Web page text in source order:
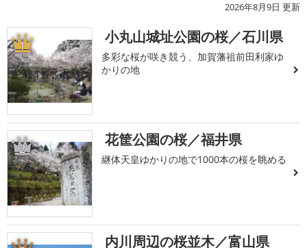
2026年8月9日 更新
1 小丸山城址公園の桜／石川県
多彩な桜が咲き競う、加賀藩祖前田利家ゆ
かりの地
2 花筐公園の桜／福井県
継体天皇ゆかりの地で1000本の桜を眺める
内川周辺の桜並木／富山県